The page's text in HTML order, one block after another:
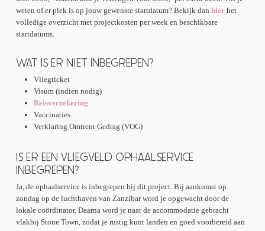
Op maandag, dinsdag en donderdag kun je daarnaast in
de avond lesgeven binnen het community programma. Je
helpt dan kinderen en jongeren met extra lessen en
lokale leven op het eiland.
weten of er plek is op jouw gewenste startdatum? Bekijk dan hierhet
volledige overzicht met projectkosten per week en beschikbare
startdatums.
WAT IS ER NIET INBEGREPEN?
Vliegticket
Visum (indien nodig)
Reisverzekering
Vaccinaties
Verklaring Omtrent Gedrag (VOG)
IS ER EEN VLIEGVELD OPHAALSERVICE
INBEGREPEN?
Ja, de ophaalservice is inbegrepen bij dit project. Bij aankomst op
zondag op de luchthaven van Zanzibar word je opgewacht door de
lokale coördinator. Daarna word je naar de accommodatie gebracht
vlakbij Stone Town, zodat je rustig kunt landen en goed voorbereid aan